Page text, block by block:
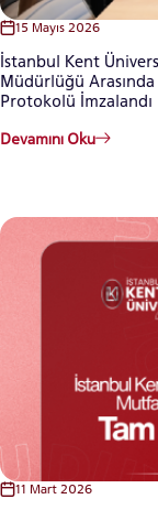
15 Mayıs 2026
İstanbul Kent
Müdürlüğü Arasında
Protokolü İmzalandı
Devamını Oku
11 Mart 2026